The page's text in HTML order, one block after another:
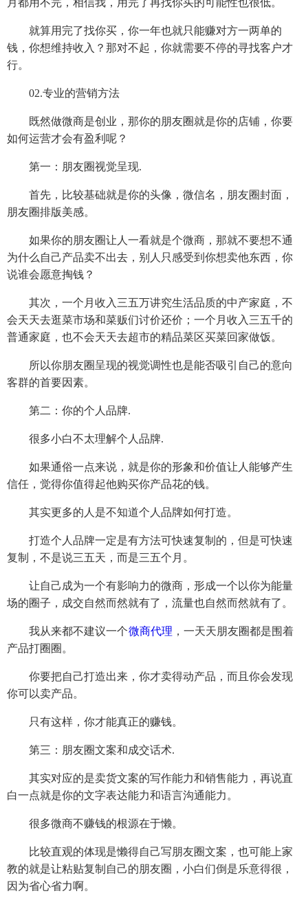
就算用完了找你买，你一年也就只能赚对方一两单的
钱，你想维持收入？那对不起，你就需要不停的寻找客户才
行。
02.专业的营销方法
既然做微商是创业，那你的朋友圈就是你的店铺，你要
如何运营才会有盈利呢？
第一：朋友圈视觉呈现.
首先，比较基础就是你的头像，微信名，朋友圈封面，
朋友圈排版美感。
如果你的朋友圈让人一看就是个微商，那就不要想不通
为什么自己产品卖不出去，别人只感受到你想卖他东西，你
说谁会愿意掏钱？
其次，一个月收入三五万讲究生活品质的中产家庭，不
会天天去逛菜市场和菜贩们讨价还价；一个月收入三五千的
普通家庭，也不会天天去超市的精品菜区买菜回家做饭。
所以你朋友圈呈现的视觉调性也是能否吸引自己的意向
客群的首要因素。
第二：你的个人品牌.
很多小白不太理解个人品牌.
如果通俗一点来说，就是你的形象和价值让人能够产生
信任，觉得你值得起他购买你产品花的钱。
其实更多的人是不知道个人品牌如何打造。
打造个人品牌一定是有方法可快速复制的，但是可快速
复制，不是说三五天，而是三五个月。
让自己成为一个有影响力的微商，形成一个以你为能量
场的圈子，成交自然而然就有了，流量也自然而然就有了。
我从来都不建议一个微商代理 ，一天天朋友圈都是围着
产品打圈圈。
你要把自己打造出来，你才卖得动产品，而且你会发现
你可以卖产品。
只有这样，你才能真正的赚钱。
第三：朋友圈文案和成交话术.
其实对应的是卖货文案的写作能力和销售能力，再说直
白一点就是你的文字表达能力和语言沟通能力。
很多微商不赚钱的根源在于懒。
比较直观的体现是懒得自己写朋友圈文案，也可能上家
教的就是让粘贴复制自己的朋友圈，小白们倒是乐意得很，
因为省心省力啊。